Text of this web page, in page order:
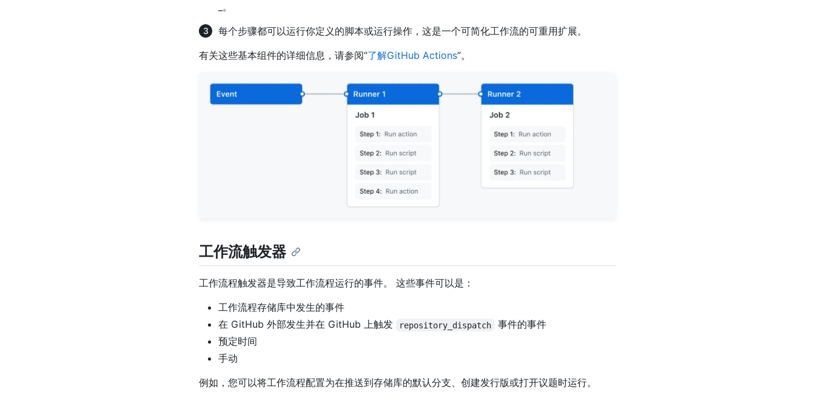
_。
每个步骤都可以运行你定义的脚本或运行操作，这是一个可简化工作流的可重用扩展。
有关这些基本组件的详细信息，请参阅“了解GitHub Actions”。
工作流触发器
工作流程触发器是导致工作流程运行的事件。 这些事件可以是：
工作流程存储库中发生的事件
在 GitHub 外部发生并在 GitHub 上触发
repository_dispatch
事件的事件
预定时间
手动
例如，您可以将工作流程配置为在推送到存储库的默认分支、创建发行版或打开议题时运行。